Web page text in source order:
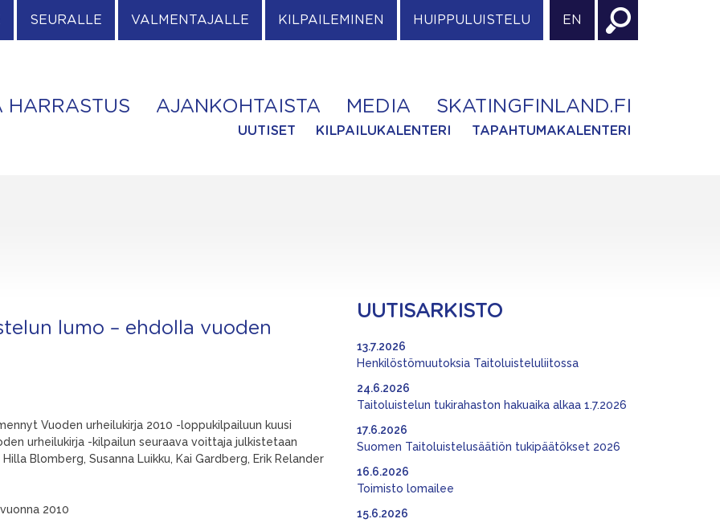
SEURALLE VALMENTAJALLE KILPAILEMINEN HUIPPULUISTELU EN
HARRASTUS AJANKOHTAISTA MEDIA SKATINGFINLAND.FI
UUTISET KILPAILUKALENTERI TAPAHTUMAKALENTERI
lumo – ehdolla vuoden
Vuoden urheilukirja 2010 -loppukilpailuun kuusi
urheilukirja -kilpailun seuraava voittaja julkistetaan
Blomberg, Susanna Luikku, Kai Gardberg, Erik Relander
2010
UUTISARKISTO
Henkilöstömuutoksia Taitoluisteluliitossa
13.7.2026
Taitoluistelun tukirahaston hakuaika alkaa 1.7.2026
24.6.2026
Suomen Taitoluistelusäätiön tukipäätökset 2026
17.6.2026
Toimisto lomailee
16.6.2026
15.6.2026